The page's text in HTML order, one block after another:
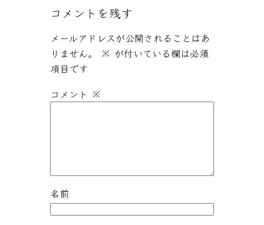
コメントを残す
メールアドレスが公開されることはあ
りません。
※ が付いている欄は必須
項目です
コメント ※
名前